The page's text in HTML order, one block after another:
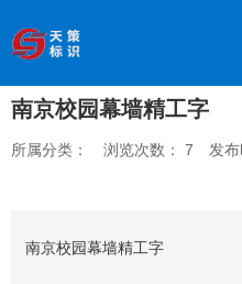
欢迎访问南京天策标识
医院、银行、政府、房地产
领域
全国服务热线
南京校园幕墙精工字
所属分类： 浏览次数： 7 发
南京校园幕墙精工字